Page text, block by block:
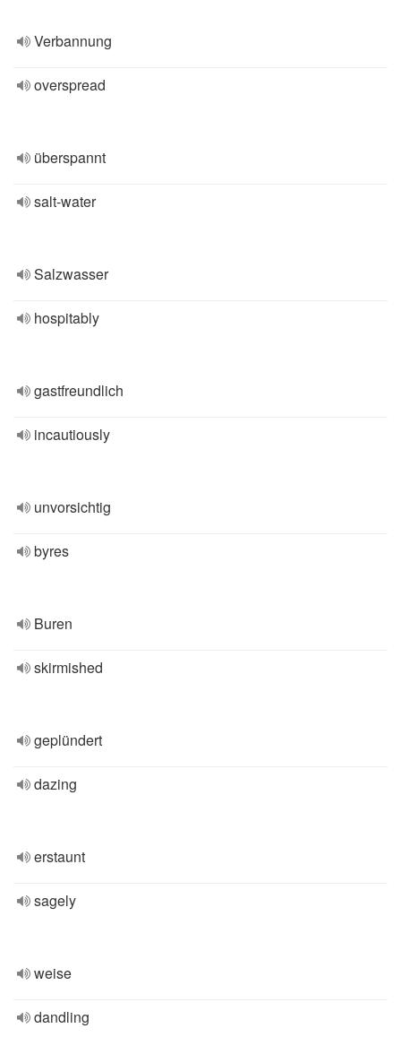
Verbannung
overspread
überspannt
salt-water
Salzwasser
hospitably
gastfreundlich
incautiously
unvorsichtig
byres
Buren
skirmished
geplündert
dazing
erstaunt
sagely
weise
dandling